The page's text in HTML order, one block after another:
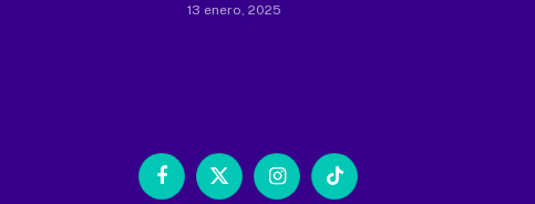
13 enero, 2025
Facebook
X
InstagramTikTok